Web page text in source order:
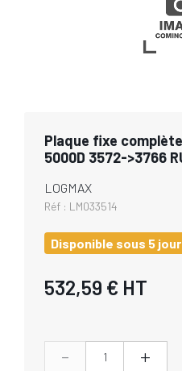
Plaque fixe
5000D 3572->3766
LOGMAX
Réf : LM033514
Disponible sous 5
532,59 € HT
- +